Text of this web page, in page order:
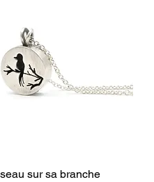
sur sa branche